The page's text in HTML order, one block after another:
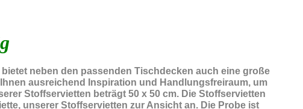
neben den passenden Tischdecken auch eine große
ausreichend Inspiration und Handlungsfreiraum, um
Stoffservietten beträgt 50 x 50 cm. Die Stoffservietten
unserer Stoffservietten zur Ansicht an. Die Probe ist